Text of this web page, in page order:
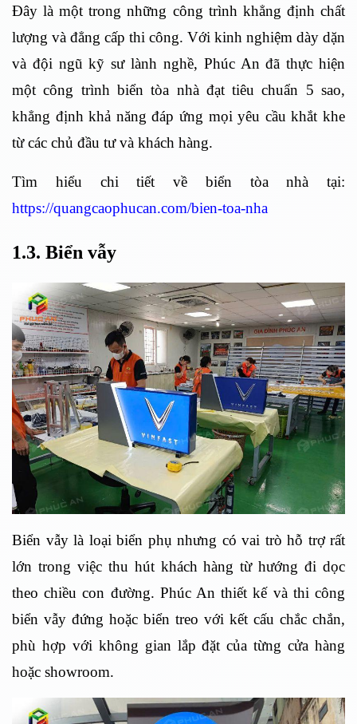
Đây là một trong những công trình khẳng định chất
lượng và đẳng cấp thi công. Với kinh nghiệm dày dặn
và đội ngũ kỹ sư lành nghề, Phúc An đã thực hiện
một công trình biển tòa nhà đạt tiêu chuẩn 5 sao,
khẳng định khả năng đáp ứng mọi yêu cầu khắt khe
từ các chủ đầu tư và khách hàng.
Tìm hiểu chi tiết về biển tòa nhà tại:
https://quangcaophucan.com/bien-toa-nha
1.3. Biển vẫy
Biển vẫy là loại biển phụ nhưng có vai trò hỗ trợ rất
lớn trong việc thu hút khách hàng từ hướng đi dọc
theo chiều con đường. Phúc An thiết kế và thi công
biển vẫy đứng hoặc biển treo với kết cấu chắc chắn,
phù hợp với không gian lắp đặt của từng cửa hàng
hoặc showroom.